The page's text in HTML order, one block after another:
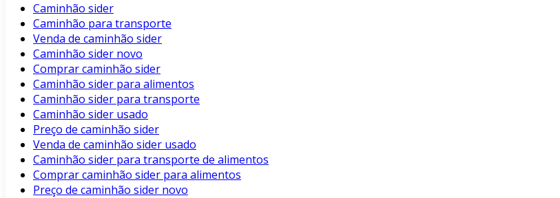
Caminhão sider
Caminhão para transporte
Venda de caminhão sider
Caminhão sider novo
Comprar caminhão sider
Caminhão sider para alimentos
Caminhão sider para transporte
Caminhão sider usado
Preço de caminhão sider
Venda de caminhão sider usado
Caminhão sider para transporte de alimentos
Comprar caminhão sider para alimentos
Preço de caminhão sider novo